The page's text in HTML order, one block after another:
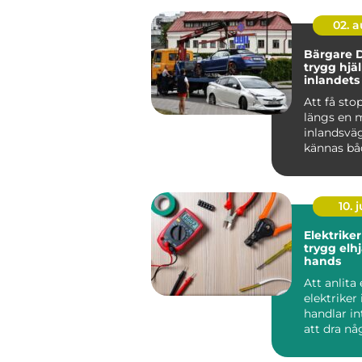
02.
Bärgare
trygg
inlandets
Att få
längs en
kännas
10.
trygg
hands
Att anlita
elektriker
handlar
att dra